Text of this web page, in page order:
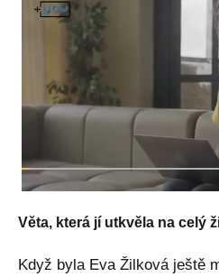
Věta, která jí utkvěla na celý
Když byla Eva Žilková ještě